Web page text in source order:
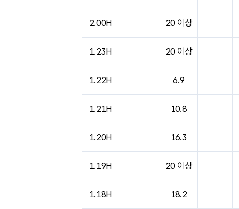
2.00H 20 이상
1.23H 20 이상
1.22H 6.9
1.21H 10.8
1.20H 16.3
1.19H 20 이상
1.18H 18.2